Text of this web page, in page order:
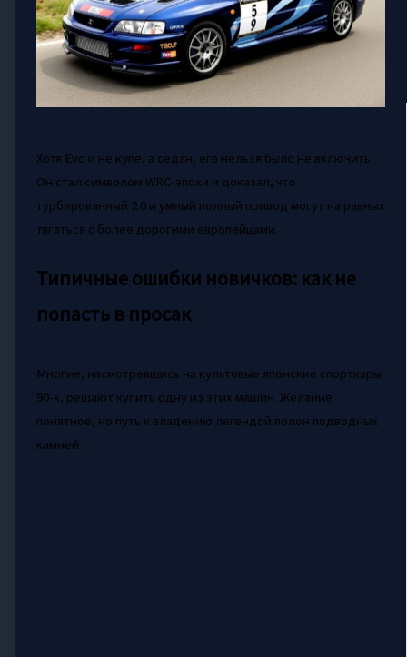
Хотя Evo и не купе, а седан, его нельзя было не включить.
Он стал символом WRC-эпохи и доказал, что
турбированный 2.0 и умный полный привод могут на равных
тягаться с более дорогими европейцами.
Типичные ошибки новичков: как не
попасть в просак
Многие, насмотревшись на культовые японские спорткары
90-х, решают купить одну из этих машин. Желание
понятное, но путь к владению легендой полон подводных
камней.